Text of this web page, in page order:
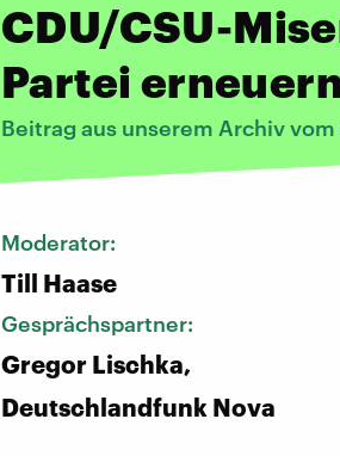
CDU/CSU-
Partei
Beitrag aus unserem Archiv
Moderator:
Till Haase
Gesprächspartner:
Gregor Lischka,
Deutschlandfunk Nova